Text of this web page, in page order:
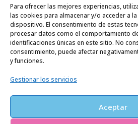
Para ofrecer las mejores experiencias,
las cookies para almacenar y/o acceder a
dispositivo. El consentimiento de estas
procesar datos como el comportamiento
identificaciones únicas en este sitio. No
consentimiento, puede afectar
y funciones.
Gestionar los servicios
Aceptar